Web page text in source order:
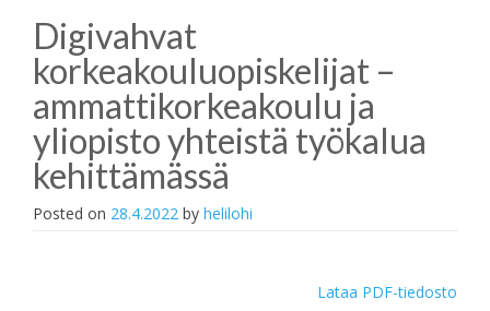
Digivahvat
korkeakouluopiskelijat –
ammattikorkeakoulu ja
yliopisto yhteistä työkalua
kehittämässä
Posted on 28.4.2022 by helilohi
Lataa PDF-tiedosto